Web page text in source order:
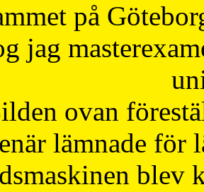
på
jag
ovan
lämnade för
blev